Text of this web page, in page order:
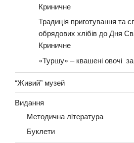
Криничне
Традиція приготування та
обрядових хлібів до Дня
Криничне
«Туршу» – квашені овочі
“Живий” музей
Видання
Методична лiтература
Буклети